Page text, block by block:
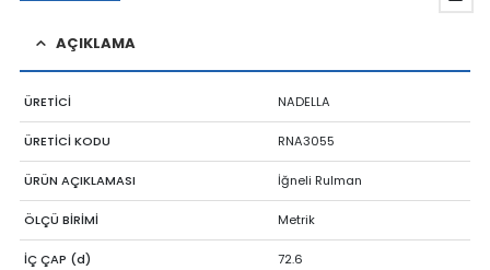
AÇIKLAMA
ÜRETİCİ NADELLA
ÜRETİCİ KODU RNA3055
ÜRÜN AÇIKLAMASI İğneli Rulman
ÖLÇÜ BİRİMİ Metrik
İÇ ÇAP (d) 72.6